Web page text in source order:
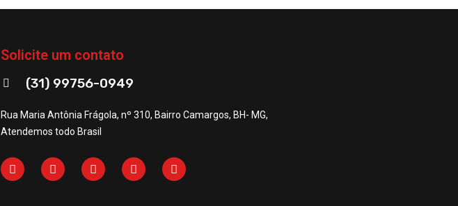
Solicite um contato
(31) 99756-0949
Rua Maria Antônia Frágola, nº 310, Bairro Camargos, BH- MG,
Atendemos todo Brasil